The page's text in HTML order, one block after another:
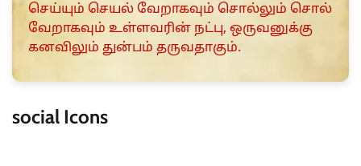
செய்யும் செயல் வேறாகவும் சொல்லும் சொல்
வேறாகவும் உள்ளவரின் நட்பு, ஒருவனுக்கு
கனவிலும் துன்பம் தருவதாகும்.
social Icons